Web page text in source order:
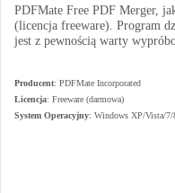
PDFMate Free PDF Merger,
(licencja freeware). Program
jest z pewnością warty
Producent: PDFMate Incorporated
Licencja: Freeware (darmowa)
System Operacyjny: Windows XP/Vista/7/